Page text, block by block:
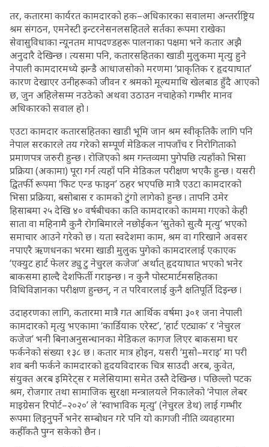
तर, कतारमा कार्यरत कामदारको हक–अधिकारका सवालमा अन्तर्राष्ट्रिय
श्रम संगठन, एमनेस्टी इन्टरनेसनलसहितले सर्तका रूपमा राखेका
सेवासुविधाका न्यूनतम मापदण्डहरू पालनाका पक्षमा भने कतार अझै
अनुदारै देखिन्छ । त्यसमा पनि, कतारसहितका खाडी मुलुकमा मृत्यु हुने
नेपाली कामदारमध्ये झन्डै आधाजसोको मरणमा ‘प्राकृतिक र हृदयाघात’
कारण देखाएर उनीहरूको जीवन र श्रमको मूल्यमाथि खेलबाड हुँदै आएको
छ, जुन अहिलेसम्म नउठेको अथवा उठाउन नचाहेको गम्भीर मानव
अधिकारको सवाल हो ।
एउटा कामदार कतारसहितका खाडी भूमि जान श्रम स्वीकृतिकै लागि पनि
नेपाल सरकारले तय गरेको सम्पूर्ण मेडिकल नापजाँच र निरोगिताको
प्रमाणपत्र जरुरी हुन्छ । रोजिएको श्रम गन्तव्यमा पुगेपछि त्यहाँको भिसा
प्रक्रिया (अकामा) पूरा गर्न त्यहाँ पनि मेडिकल परीक्षण भएकै हुन्छ । यसरी
द्वितर्फी रूपमा ‘फिट एन्ड फाइन’ ठहर भएपछि मात्रै एउटा कामदारको
भिसा प्रक्रिया, बसोबास र कामको टुंगो लागेको हुन्छ । तापनि उमेर
हिसाबमा २५ देखि ४० वर्षबीचका कति कामदारको काममा गएको केही
साता वा महिनामै कुनै रोगबिमारले नछोईकन ‘सुतेको सुत्यै मृत्यु’ भएको
समाचार आउने गरेको छ । यता स्वदेशमा काम, श्रम वा गरिखाने अवसर
नपाएरै ऋणधनका भरमा खाडी मुलुक पुगेको कामदारलाई एकाएक
‘एक्युट हार्ट फेलर ड्यु टु नेचुरल कजेज’ अर्थात् हृदयाघात भएको भनेर
बाकसमा हाल्दै देशफिर्ती गराइन्छ । न कुनै पोस्टमार्टमसहितका
विधिविज्ञानका परीक्षण हुन्छन्, न त परिवारलाई कुनै क्षतिपूर्ति दिइन्छ ।
उदाहरणका लागि, कतारमा मात्रै गत आर्थिक वर्षमा ३०१ जना नेपाली
कामदारको मृत्यु भएकामा ‘कार्डियाक एरेस्ट’, ‘हार्ट एट्याक’ र ‘नेचुरल
कजेज’ भनी बिनाअनुसन्धानका मेडिकल कागज लिएर बाकसमा घर
फर्कनेको संख्या १३८ छ । कतार मात्र होइन, यसरी ‘मुसो–मराइ’ मा परी
शव बनी फर्कने कामदारको हृदयविदारक चित्र साउदी अरब, कुवेत,
संयुक्त अरब इमिरेट्स र मलेसियामा समेत उस्तै देखिन्छ । पछिल्लो पटक
श्रम, रोजगार तथा सामाजिक सुरक्षा मन्त्रालयले निकालेको ‘नेपाल लेबर
माइग्रेसन रिपोर्ट–२०२०’ ले ‘स्वाभाविक मृत्यु’ (नेचुरल डेथ) लाई गम्भीर
रूपमा लिइनुपर्ने भनेर सम्बोधन गरे पनि यो कागजी नीति व्यवहारमा
कहीँकतै पुग्न सकेको छैन ।